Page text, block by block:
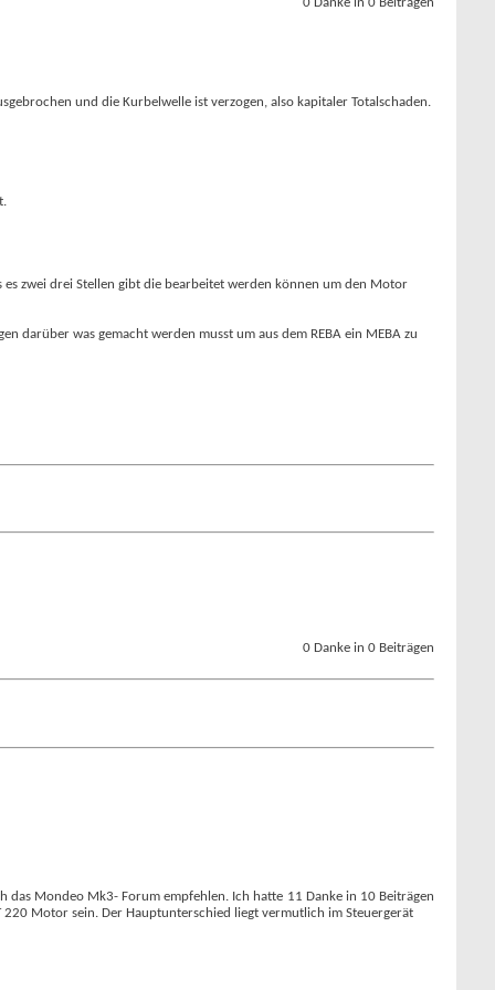
und die Kurbelwelle ist verzogen, also kapitaler Totalschaden.
zwei drei Stellen gibt die bearbeitet werden können um den Motor
darüber was gemacht werden musst um aus dem REBA ein MEBA zu
0 Danke in 0 Beiträgen
11 Danke in 10 Beiträgen
das Mondeo Mk3- Forum empfehlen. Ich hatte
Motor sein. Der Hauptunterschied liegt vermutlich im Steuergerät